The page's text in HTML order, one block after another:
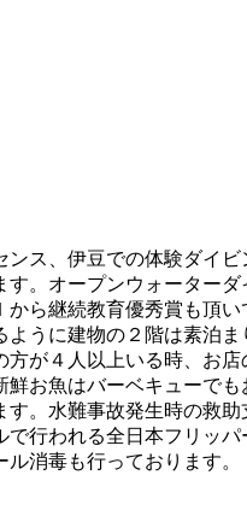
ス、伊豆での体験ダイ
。オープンウォーター
ら継続教育優秀賞も頂
うに建物の２階は素泊
が４人以上いる時、お
お魚はバーベキューで
。水難事故発生時の救
行われる全日本フリッ
消毒も行っております。